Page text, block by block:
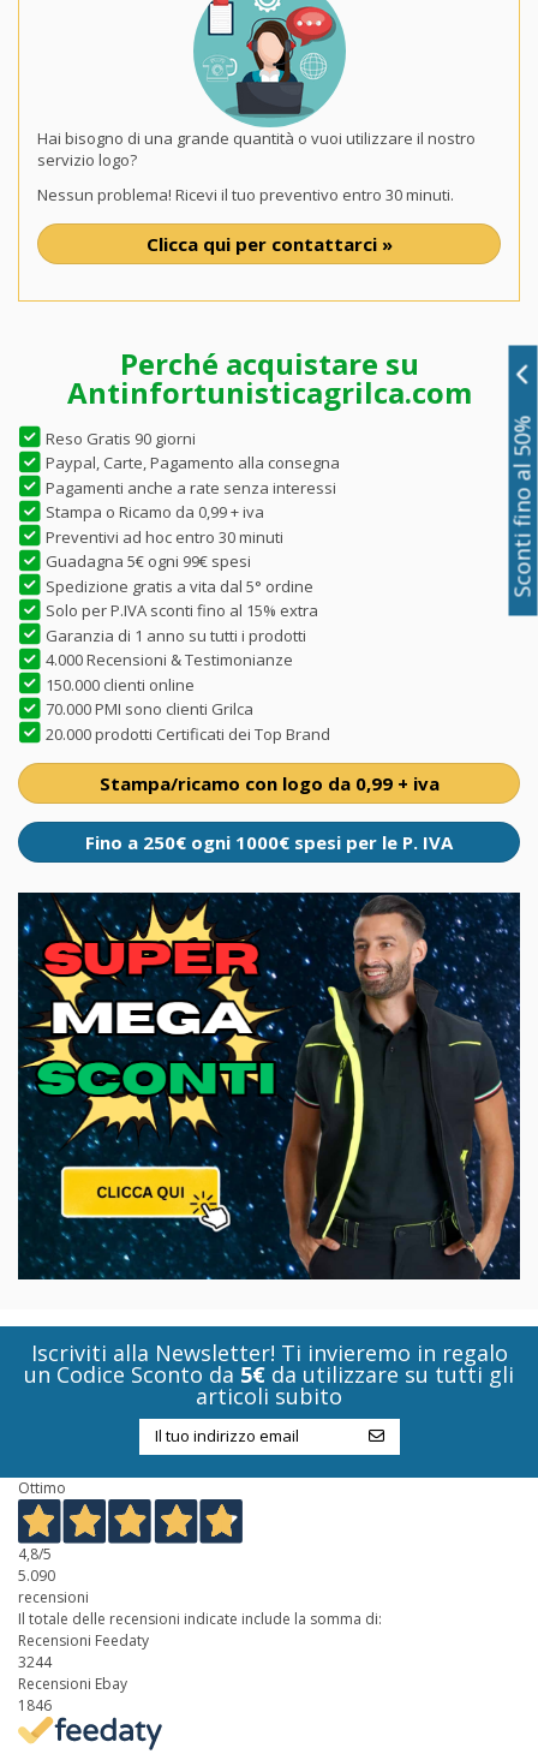
Hai bisogno di una grande quantità o vuoi utilizzare il nostro
servizio logo?
Nessun problema! Ricevi il tuo preventivo entro 30 minuti.
Clicca qui per contattarci »
Perché acquistare su
Antinfortunisticagrilca.com
Reso Gratis 90 giorni
Paypal, Carte, Pagamento alla consegna
Pagamenti anche a rate senza interessi
Stampa o Ricamo da 0,99 + iva
Preventivi ad hoc entro 30 minuti
Guadagna 5€ ogni 99€ spesi
Spedizione gratis a vita dal 5° ordine
Solo per P.IVA sconti fino al 15% extra
Garanzia di 1 anno su tutti i prodotti
4.000 Recensioni & Testimonianze
150.000 clienti online
70.000 PMI sono clienti Grilca
20.000 prodotti Certificati dei Top Brand
Stampa/ricamo con logo da 0,99 + iva
Fino a 250€ ogni 1000€ spesi per le P. IVA
Iscriviti alla Newsletter! Ti invieremo in regalo
un Codice Sconto da 5€ da utilizzare su tutti gli
articoli subito
Ottimo
4,8/5
5.090
recensioni
Il totale delle recensioni indicate include la somma di:
Recensioni Feedaty
3244
Recensioni Ebay
1846
Sconti fino al 50%